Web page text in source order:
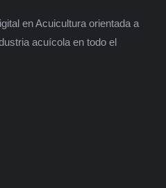
en Acuicultura orientada a
acuícola en todo el